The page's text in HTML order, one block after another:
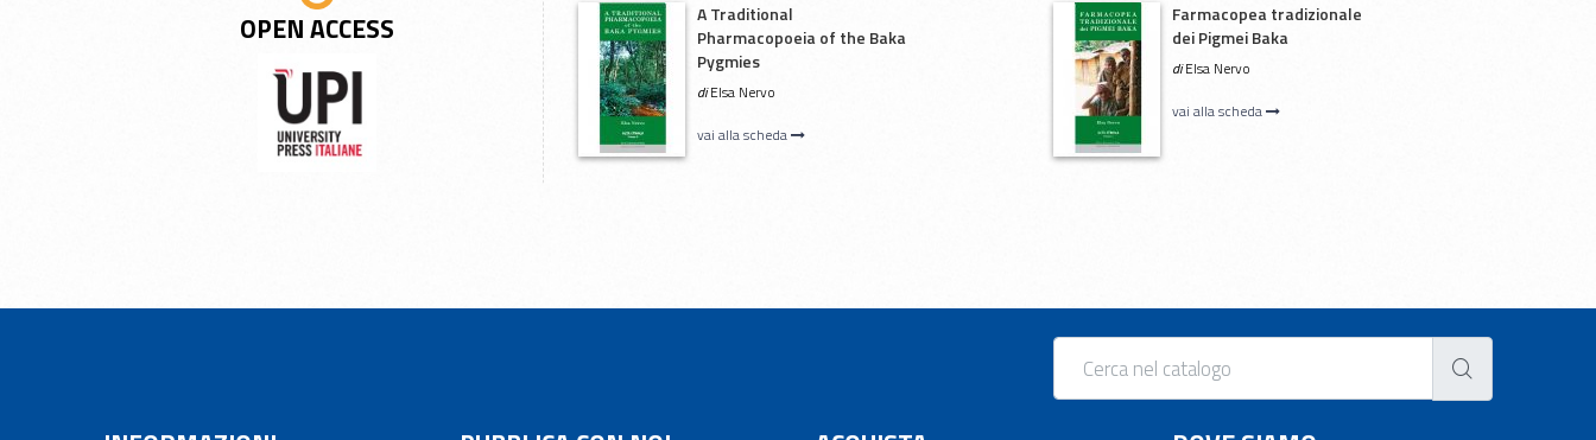
OPEN ACCESS
A Traditional
Pharmacopoeia of the Baka
Pygmies
diElsa Nervo
vai alla scheda
Farmacopea tradizionale
dei Pigmei Baka
diElsa Nervo
vai alla scheda